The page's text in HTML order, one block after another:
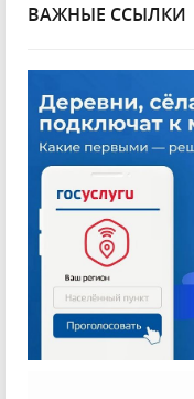
ВАЖНЫЕ ССЫЛКИ